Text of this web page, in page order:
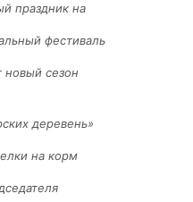
праздник на
фестиваль
новый сезон
деревень»
на корм